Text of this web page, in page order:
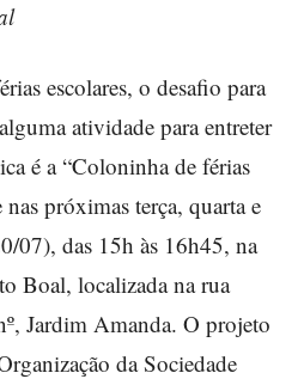
escolares, o desafio para
atividade para entreter
é a “Coloninha de férias
nas próximas terça, quarta e
07), das 15h às 16h45, na
Boal, localizada na rua
Jardim Amanda. O projeto
da Sociedade